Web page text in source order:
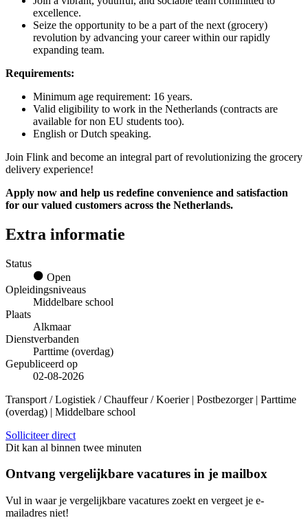
excellence.
Seize the opportunity to be a part of the next (grocery)
revolution by advancing your career within our rapidly
expanding team.
Requirements:
Minimum age requirement: 16 years.
Valid eligibility to work in the Netherlands (contracts are
available for non EU students too).
English or Dutch speaking.
Join Flink and become an integral part of revolutionizing the grocery
delivery experience!
Apply now and help us redefine convenience and satisfaction
for our valued customers across the Netherlands.
Extra informatie
Status
Open
Opleidingsniveaus
Middelbare school
Plaats
Alkmaar
Dienstverbanden
Parttime (overdag)
Gepubliceerd op
02-08-2026
Transport / Logistiek / Chauffeur / Koerier | Postbezorger | Parttime
(overdag) | Middelbare school
Solliciteer direct
Dit kan al binnen twee minuten
Ontvang vergelijkbare vacatures in je mailbox
Vul in waar je vergelijkbare vacatures zoekt en vergeet je e-
mailadres niet!